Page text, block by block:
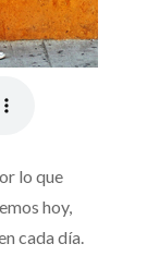
lo que
hoy,
cada día.